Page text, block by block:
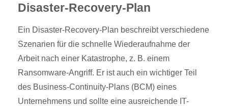
Disaster-Recovery-Plan
Ein Disaster-Recovery-Plan beschreibt verschiedene
Szenarien für die schnelle Wiederaufnahme der
Arbeit nach einer Katastrophe, z. B. einem
Ransomware-Angriff. Er ist auch ein wichtiger Teil
des Business-Continuity-Plans (BCM) eines
Unternehmens und sollte eine ausreichende IT-